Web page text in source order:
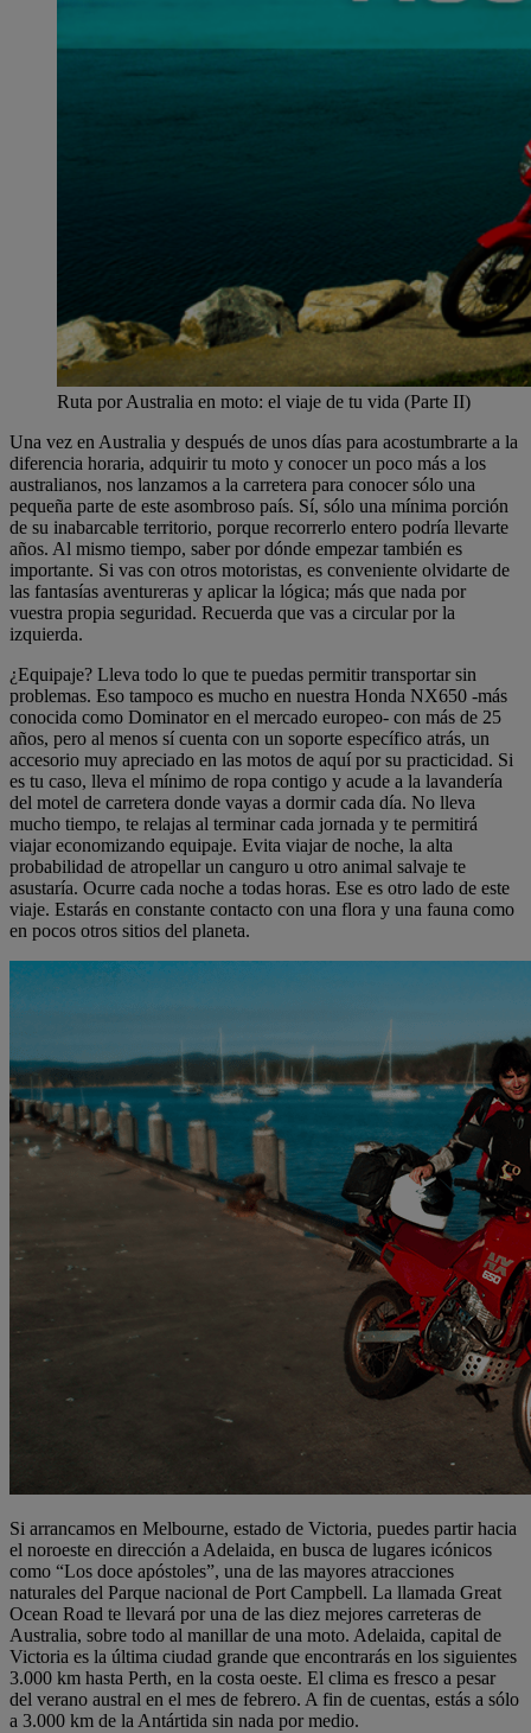
Ruta por Australia en moto: el viaje de tu vida (Parte II)
Una vez en Australia y después de unos días para acostumbrarte a la
diferencia horaria, adquirir tu moto y conocer un poco más a los
australianos, nos lanzamos a la carretera para conocer sólo una
pequeña parte de este asombroso país. Sí, sólo una mínima porción
de su inabarcable territorio, porque recorrerlo entero podría llevarte
años. Al mismo tiempo, saber por dónde empezar también es
importante. Si vas con otros motoristas, es conveniente olvidarte de
las fantasías aventureras y aplicar la lógica; más que nada por
vuestra propia seguridad. Recuerda que vas a circular por la
izquierda.
¿Equipaje? Lleva todo lo que te puedas permitir transportar sin
problemas. Eso tampoco es mucho en nuestra Honda NX650 -más
conocida como Dominator en el mercado europeo- con más de 25
años, pero al menos sí cuenta con un soporte específico atrás, un
accesorio muy apreciado en las motos de aquí por su practicidad. Si
es tu caso, lleva el mínimo de ropa contigo y acude a la lavandería
del motel de carretera donde vayas a dormir cada día. No lleva
mucho tiempo, te relajas al terminar cada jornada y te permitirá
viajar economizando equipaje. Evita viajar de noche, la alta
probabilidad de atropellar un canguro u otro animal salvaje te
asustaría. Ocurre cada noche a todas horas. Ese es otro lado de este
viaje. Estarás en constante contacto con una flora y una fauna como
en pocos otros sitios del planeta.
Si arrancamos en Melbourne, estado de Victoria, puedes partir hacia
el noroeste en dirección a Adelaida, en busca de lugares icónicos
como “Los doce apóstoles”, una de las mayores atracciones
naturales del Parque nacional de Port Campbell. La llamada Great
Ocean Road te llevará por una de las diez mejores carreteras de
Australia, sobre todo al manillar de una moto. Adelaida, capital de
Victoria es la última ciudad grande que encontrarás en los siguientes
3.000 km hasta Perth, en la costa oeste. El clima es fresco a pesar
del verano austral en el mes de febrero. A fin de cuentas, estás a sólo
a 3.000 km de la Antártida sin nada por medio.